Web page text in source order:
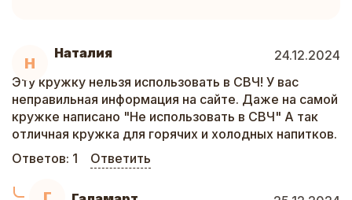
Н
Наталия
24.12.2024
Эту кружку нельзя использовать в СВЧ! У вас
неправильная информация на сайте. Даже на самой
кружке написано "Не использовать в СВЧ" А так
отличная кружка для горячих и холодных напитков.
Ответов: 1 Ответить